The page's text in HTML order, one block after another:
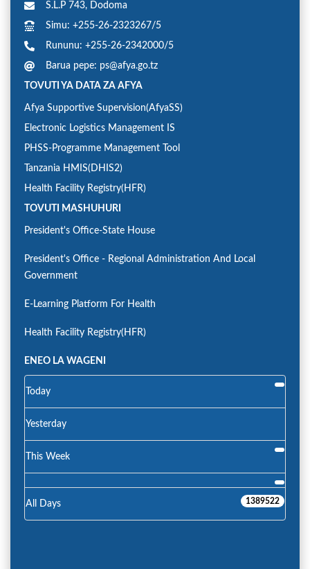
S.L.P 743, Dodoma
Simu: +255-26-2323267/5
Rununu: +255-26-2342000/5
Barua pepe: ps@afya.go.tz
TOVUTI YA DATA ZA AFYA
Afya Supportive Supervision(AfyaSS)
Electronic Logistics Management IS
PHSS-Programme Management Tool
Tanzania HMIS(DHIS2)
Health Facility Registry(HFR)
TOVUTI MASHUHURI
President's Office-State House
President's Office - Regional Administration And Local
Government
E-Learning Platform For Health
Health Facility Registry(HFR)
ENEO LA WAGENI
Today
Yesterday
This Week
All Days 1389522